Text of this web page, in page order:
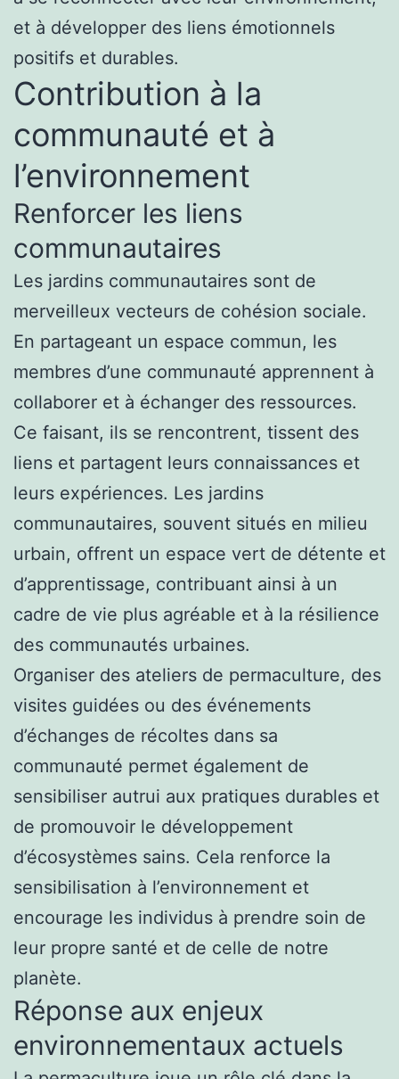
et à développer des liens émotionnels
positifs et durables.
Contribution à la
communauté et à
l’environnement
Renforcer les liens
communautaires
Les jardins communautaires sont de
merveilleux vecteurs de cohésion sociale.
En partageant un espace commun, les
membres d’une communauté apprennent à
collaborer et à échanger des ressources.
Ce faisant, ils se rencontrent, tissent des
liens et partagent leurs connaissances et
leurs expériences. Les jardins
communautaires, souvent situés en milieu
urbain, offrent un espace vert de détente et
d’apprentissage, contribuant ainsi à un
cadre de vie plus agréable et à la résilience
des communautés urbaines.
Organiser des ateliers de permaculture, des
visites guidées ou des événements
d’échanges de récoltes dans sa
communauté permet également de
sensibiliser autrui aux pratiques durables et
de promouvoir le développement
d’écosystèmes sains. Cela renforce la
sensibilisation à l’environnement et
encourage les individus à prendre soin de
leur propre santé et de celle de notre
planète.
Réponse aux enjeux
environnementaux actuels